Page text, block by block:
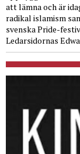
att lämna och är
radikal islamism
svenska Pride-
Ledarsidornas